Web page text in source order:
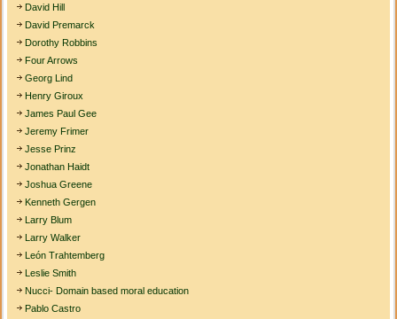
David Hill
David Premarck
Dorothy Robbins
Four Arrows
Georg Lind
Henry Giroux
James Paul Gee
Jeremy Frimer
Jesse Prinz
Jonathan Haidt
Joshua Greene
Kenneth Gergen
Larry Blum
Larry Walker
León Trahtemberg
Leslie Smith
Nucci- Domain based moral education
Pablo Castro